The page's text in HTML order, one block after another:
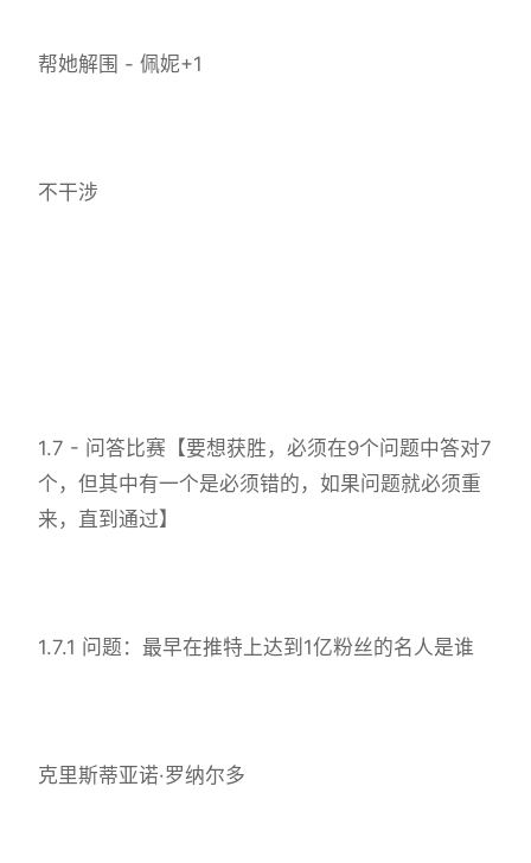
帮她解围 - 佩妮+1
不干涉
1.7 - 问答比赛【要想获胜，必须在9个问题中答对7
个，但其中有一个是必须错的，如果问题就必须重
来，直到通过】
1.7.1 问题：最早在推特上达到1亿粉丝的名人是谁
克里斯蒂亚诺·罗纳尔多